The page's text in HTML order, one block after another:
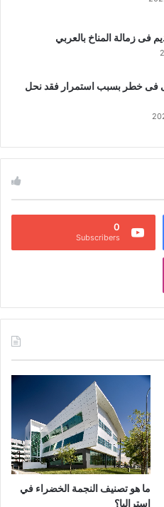
فى زمالة المناخ بالعربي
فى خطر بسبب استمرار فقد نحل
0
Subscribers
ما هو تصنيف النجمة الخضراء في
استراليا؟